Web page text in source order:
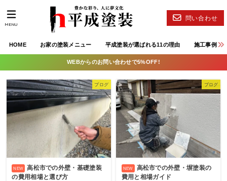
HOME お家の塗装メニュー 平成塗装が選ばれる11の理由 施工事例
問い合わせ
MENU
WEBからのお問い合わせで5%OFF!
ブログ
高松市での外壁・基礎塗装
の費用相場と選び方
ブログ
高松市での外壁・塀塗装の
費用と相場ガイド